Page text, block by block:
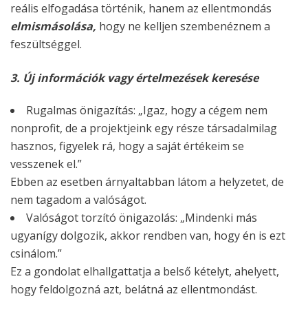
reális elfogadása történik, hanem az ellentmondás
elmismásolása, hogy ne kelljen szembenéznem a
feszültséggel.
3. Új információk vagy értelmezések keresése
Rugalmas önigazítás: „Igaz, hogy a cégem nem
nonprofit, de a projektjeink egy része társadalmilag
hasznos, figyelek rá, hogy a saját értékeim se
vesszenek el.”
Ebben az esetben árnyaltabban látom a helyzetet, de
nem tagadom a valóságot.
Valóságot torzító önigazolás: „Mindenki más
ugyanígy dolgozik, akkor rendben van, hogy én is ezt
csinálom.”
Ez a gondolat elhallgattatja a belső kételyt, ahelyett,
hogy feldolgozná azt, belátná az ellentmondást.